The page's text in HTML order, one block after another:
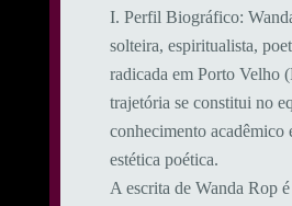
​I. Perfil Biográfico:
solteira, espiritualista,
radicada em Porto Velho
trajetória se constitui no
conhecimento acadêmico
estética poética.
A escrita de Wanda Rop